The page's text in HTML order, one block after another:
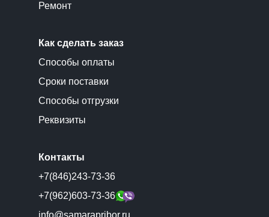
Ремонт
Как сделать заказ
Способы оплаты
Сроки поставки
Способы отгрузки
Реквизиты
Контакты
+7(846)243-73-36
+7(962)603-73-36
info@samarapribor.ru